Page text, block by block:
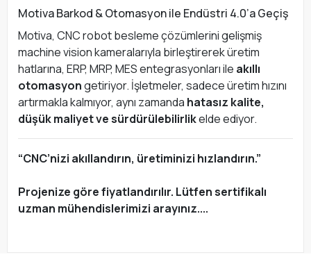
Motiva Barkod & Otomasyon ile Endüstri 4.0’a Geçiş
Motiva, CNC robot besleme çözümlerini gelişmiş
machine vision kameralarıyla birleştirerek üretim
hatlarına, ERP, MRP, MES entegrasyonları ile akıllı
otomasyongetiriyor. İşletmeler, sadece üretim hızını
artırmakla kalmıyor, aynı zamanda hatasız kalite,
düşük maliyet ve sürdürülebilirlikelde ediyor.
“CNC’nizi akıllandırın, üretiminizi hızlandırın.”
Projenize göre fiyatlandırılır. Lütfen sertifikalı
uzman mühendislerimizi arayınız....